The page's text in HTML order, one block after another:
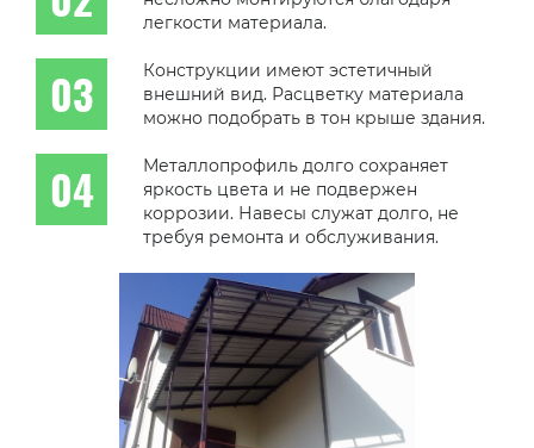
легкости материала.
Конструкции имеют эстетичный
внешний вид. Расцветку материала
можно подобрать в тон крыше здания.
Металлопрофиль долго сохраняет
яркость цвета и не подвержен
коррозии. Навесы служат долго, не
требуя ремонта и обслуживания.